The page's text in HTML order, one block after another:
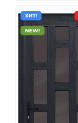
ХИТ!
NEW!